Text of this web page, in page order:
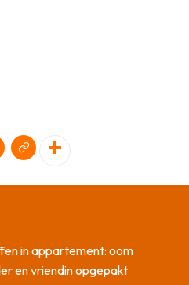
in appartement: oom
en vriendin opgepakt